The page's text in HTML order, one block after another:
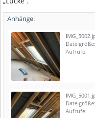
Anhänge:
Dateigröße:
Aufrufe:
Dateigröße:
Aufrufe: